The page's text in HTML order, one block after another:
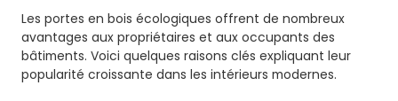
Les portes en bois écologiques offrent de nombreux
avantages aux propriétaires et aux occupants des
bâtiments. Voici quelques raisons clés expliquant leur
popularité croissante dans les intérieurs modernes.